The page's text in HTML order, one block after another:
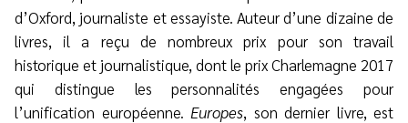
d’Oxford, journaliste et essayiste. Auteur d’une dizaine de
livres, il a reçu de nombreux prix pour son travail
historique et journalistique, dont le prix Charlemagne 2017
qui distingue les personnalités engagées pour
l’unification européenne. Europes, son dernier livre, est